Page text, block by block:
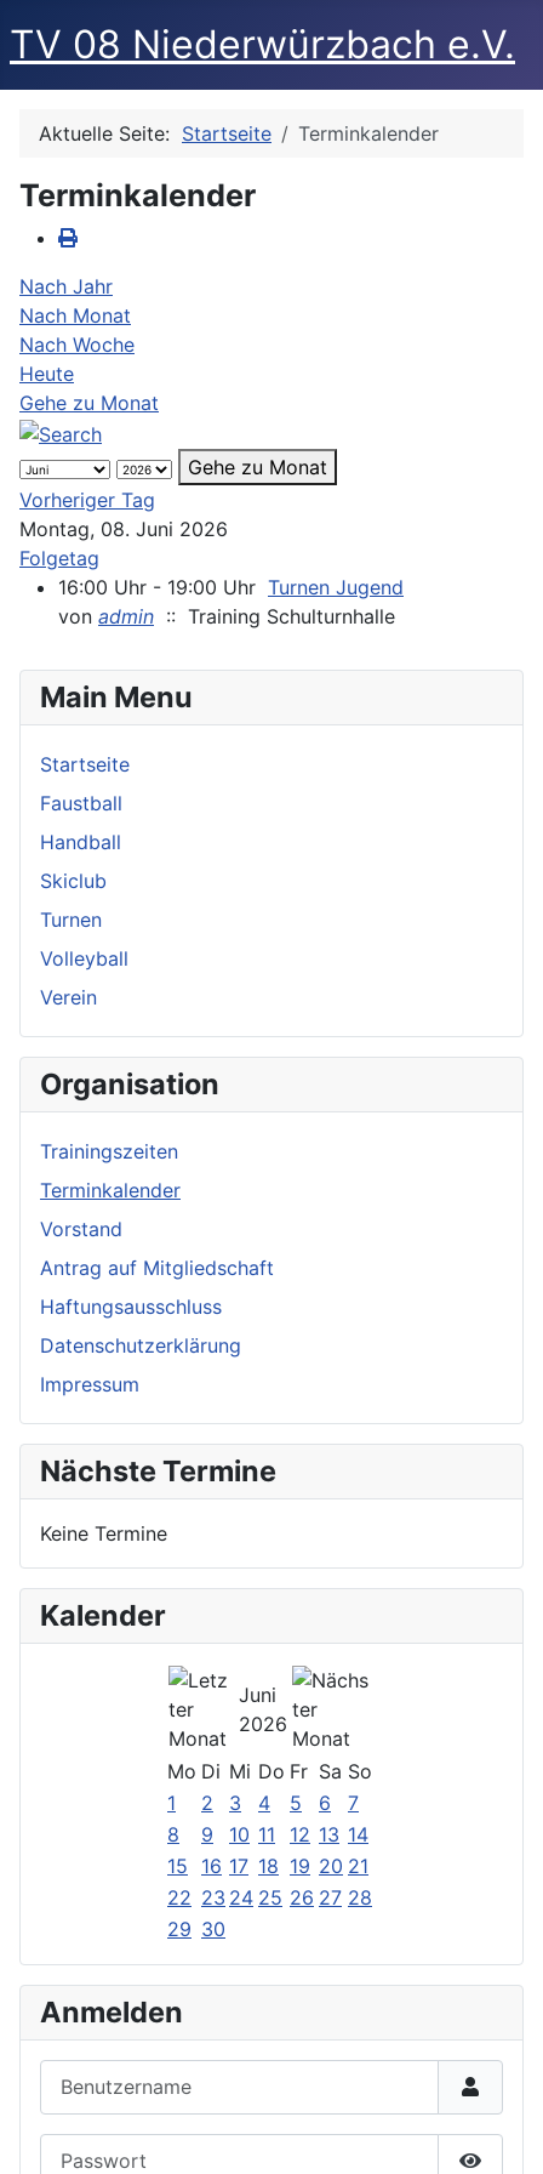
TV 08 Niederwürzbach e.V.
Aktuelle Seite: Startseite Terminkalender
Terminkalender
Nach Jahr
Nach Monat
Nach Woche
Heute
Gehe zu Monat
Gehe zu Monat
Vorheriger Tag
Montag, 08. Juni 2026
Folgetag
16:00 Uhr - 19:00 Uhr Turnen Jugend
von admin :: Training Schulturnhalle
Main Menu
Startseite
Faustball
Handball
Skiclub
Turnen
Volleyball
Verein
Organisation
Trainingszeiten
Terminkalender
Vorstand
Antrag auf Mitgliedschaft
Haftungsausschluss
Datenschutzerklärung
Impressum
Nächste Termine
Keine Termine
Kalender
Juni
2026
Mo Di Mi Do Fr Sa So
1
2 3 4 5 6
7
8
9 10 11 12 13 14
15
16 17 18 19 20 21
22 23 24 25 26 27 28
29 30
Anmelden